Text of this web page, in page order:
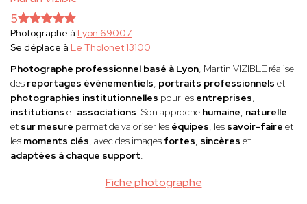
Fiche photographe
5
Photographe à Lyon 69007
Se déplace à Le Tholonet 13100
Photographe professionnel basé à Lyon, Martin VIZIBLE réalise
des reportages événementiels, portraits professionnels et
photographies institutionnelles pour les entreprises,
institutions et associations. Son approche humaine, naturelle
et sur mesure permet de valoriser les équipes, les savoir-faire et
les moments clés, avec des images fortes, sincères et
adaptées à chaque support.